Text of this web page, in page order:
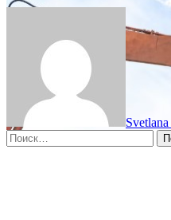
Svetlana
Найти: